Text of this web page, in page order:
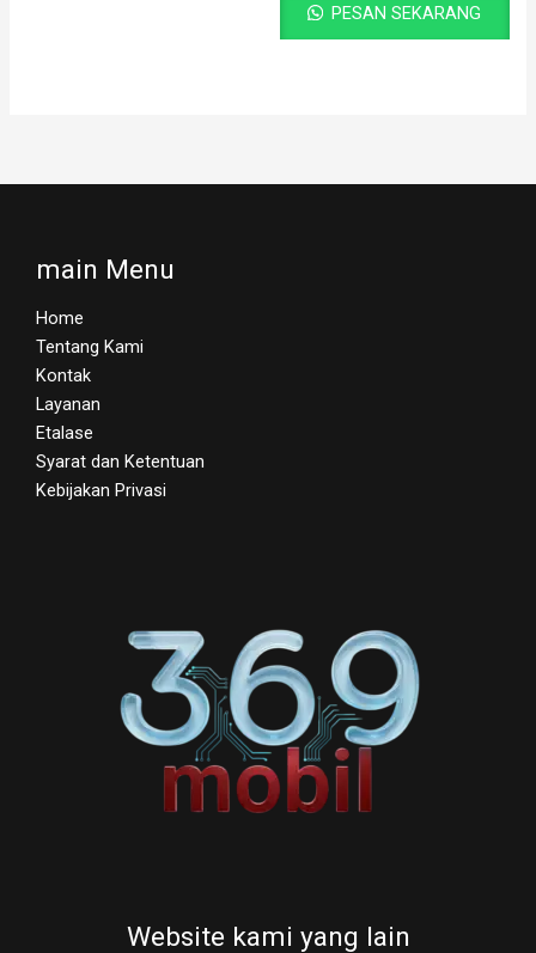
PESAN SEKARANG
main Menu
Home
Tentang Kami
Kontak
Layanan
Etalase
Syarat dan Ketentuan
Kebijakan Privasi
Website kami yang lain